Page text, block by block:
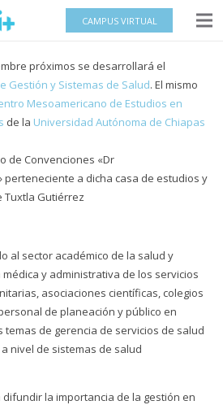
CAMPUS VIRTUAL
próximos se desarrollará el
Gestión y Sistemas de Salud. El mismo
Mesoamericano de Estudios en
de la Universidad Autónoma de Chiapas
de Convenciones «Dr
perteneciente a dicha casa de estudios y
Tuxtla Gutiérrez
al sector académico de la salud y
y administrativa de los servicios
asociaciones científicas, colegios
de planeación y público en
temas de gerencia de servicios de salud
nivel de sistemas de salud
la importancia de la gestión en